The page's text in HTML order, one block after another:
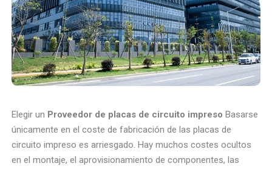
Elegir un Proveedor de placas de circuito impreso Basarse
únicamente en el coste de fabricación de las placas de
circuito impreso es arriesgado. Hay muchos costes ocultos
en el montaje, el aprovisionamiento de componentes, las